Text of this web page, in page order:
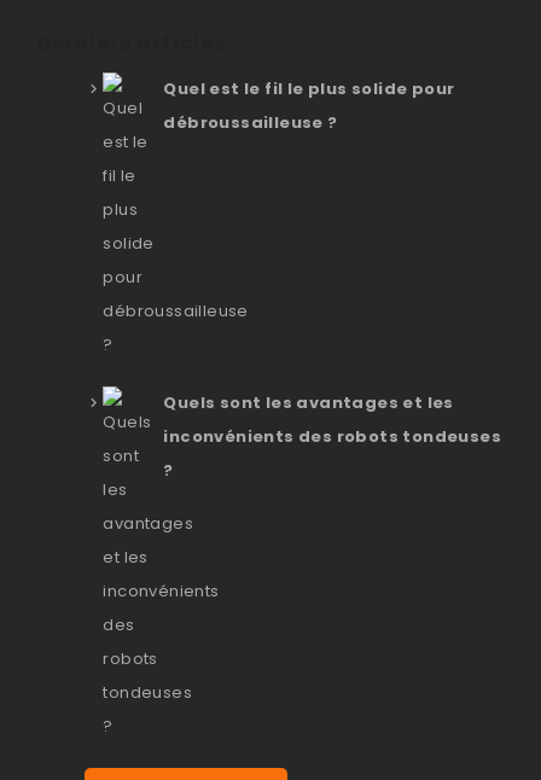
Quel est le fil le plus solide pour
débroussailleuse ?
Quels sont les avantages et les
inconvénients des robots tondeuses
?